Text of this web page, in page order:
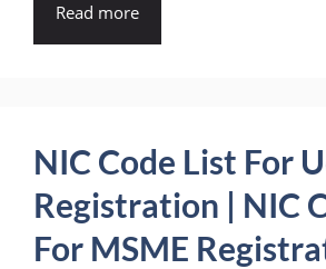
Read more
NIC Code List For
Registration | NIC
For MSME